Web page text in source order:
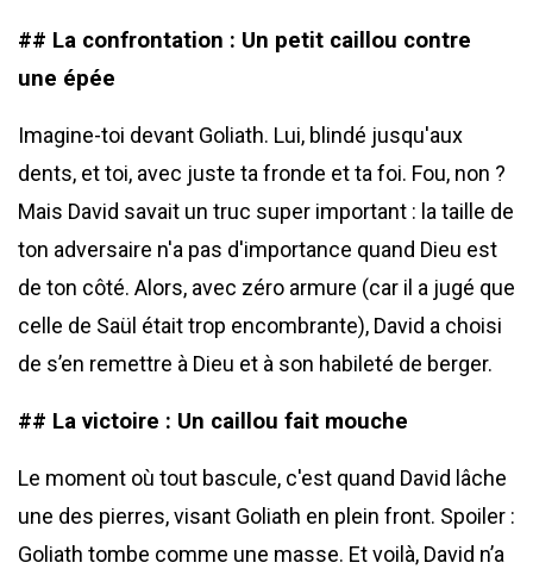
## La confrontation : Un petit caillou contre
une épée
Imagine-toi devant Goliath. Lui, blindé jusqu'aux
dents, et toi, avec juste ta fronde et ta foi. Fou, non ?
Mais David savait un truc super important : la taille de
ton adversaire n'a pas d'importance quand Dieu est
de ton côté. Alors, avec zéro armure (car il a jugé que
celle de Saül était trop encombrante), David a choisi
de s’en remettre à Dieu et à son habileté de berger.
## La victoire : Un caillou fait mouche
Le moment où tout bascule, c'est quand David lâche
une des pierres, visant Goliath en plein front. Spoiler :
Goliath tombe comme une masse. Et voilà, David n’a